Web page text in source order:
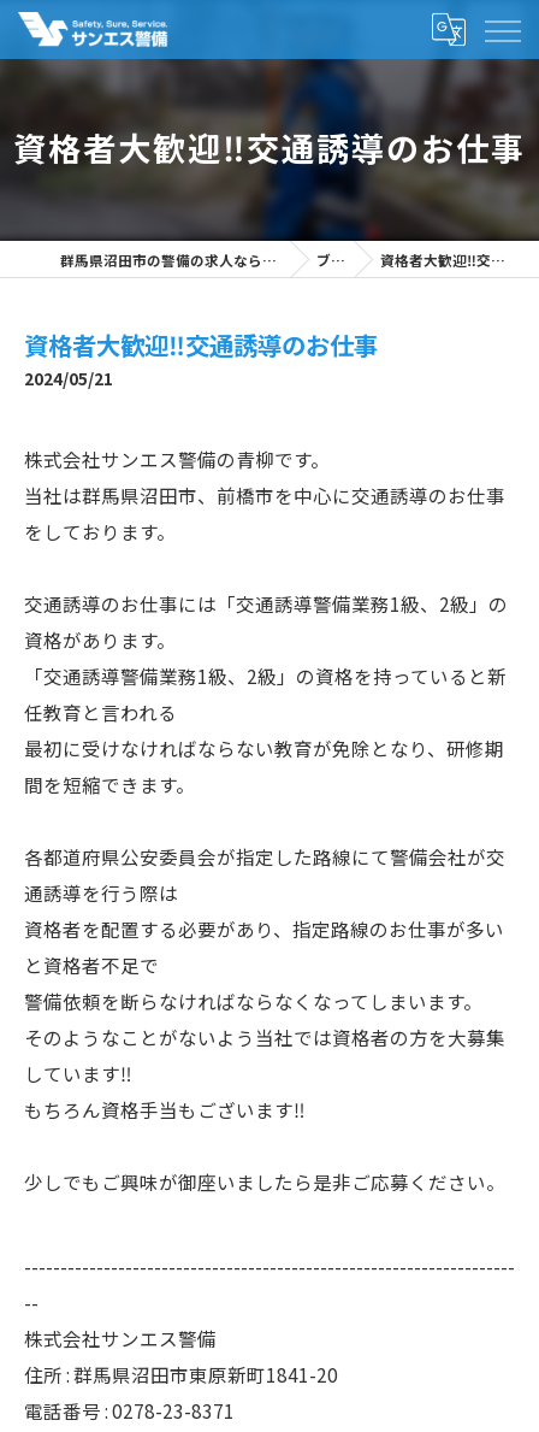
資格者大歓迎‼交通誘導のお仕事
群馬県沼田市の警備の求人なら株式会社サンエス警備 ブログ 資格者大歓迎‼交通誘導のお仕事
資格者大歓迎‼交通誘導のお仕事
2024/05/21
株式会社サンエス警備の青柳です。
当社は群馬県沼田市、前橋市を中心に交通誘導のお仕事
をしております。
交通誘導のお仕事には「交通誘導警備業務1級、2級」の
資格があります。
「交通誘導警備業務1級、2級」の資格を持っていると新
任教育と言われる
最初に受けなければならない教育が免除となり、研修期
間を短縮できます。
各都道府県公安委員会が指定した路線にて警備会社が交
通誘導を行う際は
資格者を配置する必要があり、指定路線のお仕事が多い
と資格者不足で
警備依頼を断らなければならなくなってしまいます。
そのようなことがないよう当社では資格者の方を大募集
しています‼
もちろん資格手当もございます‼
少しでもご興味が御座いましたら是非ご応募ください。
--------------------------------------------------------------------
--
株式会社サンエス警備
住所 : 群馬県沼田市東原新町1841-20
電話番号 : 0278-23-8371